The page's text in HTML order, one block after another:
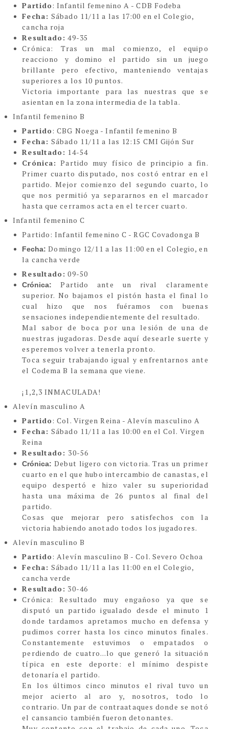
Partido: Infantil femenino A - CDB Fodeba
Fecha:Sábado 11/11 a las 17:00 en el Colegio,
cancha roja
Resultado: 49-35
Crónica:
Tras un mal comienzo, el equipo
reacciono y domino el partido sin un juego
brillante pero efectivo, manteniendo ventajas
superiores a los 10 puntos.
Victoria importante para las nuestras que se
asientan en la zona intermedia de la tabla.
Infantil femenino B
Partido: CBG Noega - Infantil femenino B
Fecha:Sábado 11/11 a las 12:15 CMI Gijón Sur
Resultado: 14-54
Crónica: Partido muy físico de principio a fin.
Primer cuarto disputado, nos costó entrar en el
partido. Mejor comienzo del segundo cuarto, lo
que nos permitió ya separarnos en el marcador
hasta que cerramos acta en el tercer cuarto.
Infantil femenino C
Partido: Infantil femenino C - RGC Covadonga B
Fecha:Domingo 12/11 a las 11:00 en el Colegio, en
la cancha verde
Resultado: 09-50
Crónica:
Partido ante un rival claramente
superior. No bajamos el pistón hasta el final lo
cual hizo que nos fuéramos con buenas
sensaciones independientemente del resultado.
Mal sabor de boca por una lesión de una de
nuestras jugadoras. Desde aquí desearle suerte y
esperemos volver a tenerla pronto.
Toca seguir trabajando igual y enfrentarnos ante
el Codema B la semana que viene.
¡1,2,3 INMACULADA!
Alevín masculino A
Partido: Col. Virgen Reina - Alevín masculino A
Fecha:Sábado 11/11 a las 10:00 en el Col. Virgen
Reina
Resultado: 30-56
Crónica: Debut ligero con victoria. Tras un primer
cuarto en el que hubo intercambio de canastas, el
equipo despertó e hizo valer su superioridad
hasta una máxima de 26 puntos al final del
partido.
Cosas que mejorar pero satisfechos con la
victoria habiendo anotado todos los jugadores.
Alevín masculino B
Partido: Alevín masculino B - Col. Severo Ochoa
Fecha:Sábado 11/11 a las 11:00 en el Colegio,
cancha verde
Resultado: 30-46
Crónica:
Resultado muy engañoso ya que se
disputó un partido igualado desde el minuto 1
donde tardamos apretamos mucho en defensa y
pudimos correr hasta los cinco minutos finales.
Constantemente estuvimos o empatados o
perdiendo de cuatro...lo que generó la situación
típica en este deporte: el mínimo despiste
detonaría el partido.
En los últimos cinco minutos el rival tuvo un
mejor acierto al aro y, nosotros, todo lo
contrario. Un par de contraataques donde se notó
el cansancio también fueron detonantes.